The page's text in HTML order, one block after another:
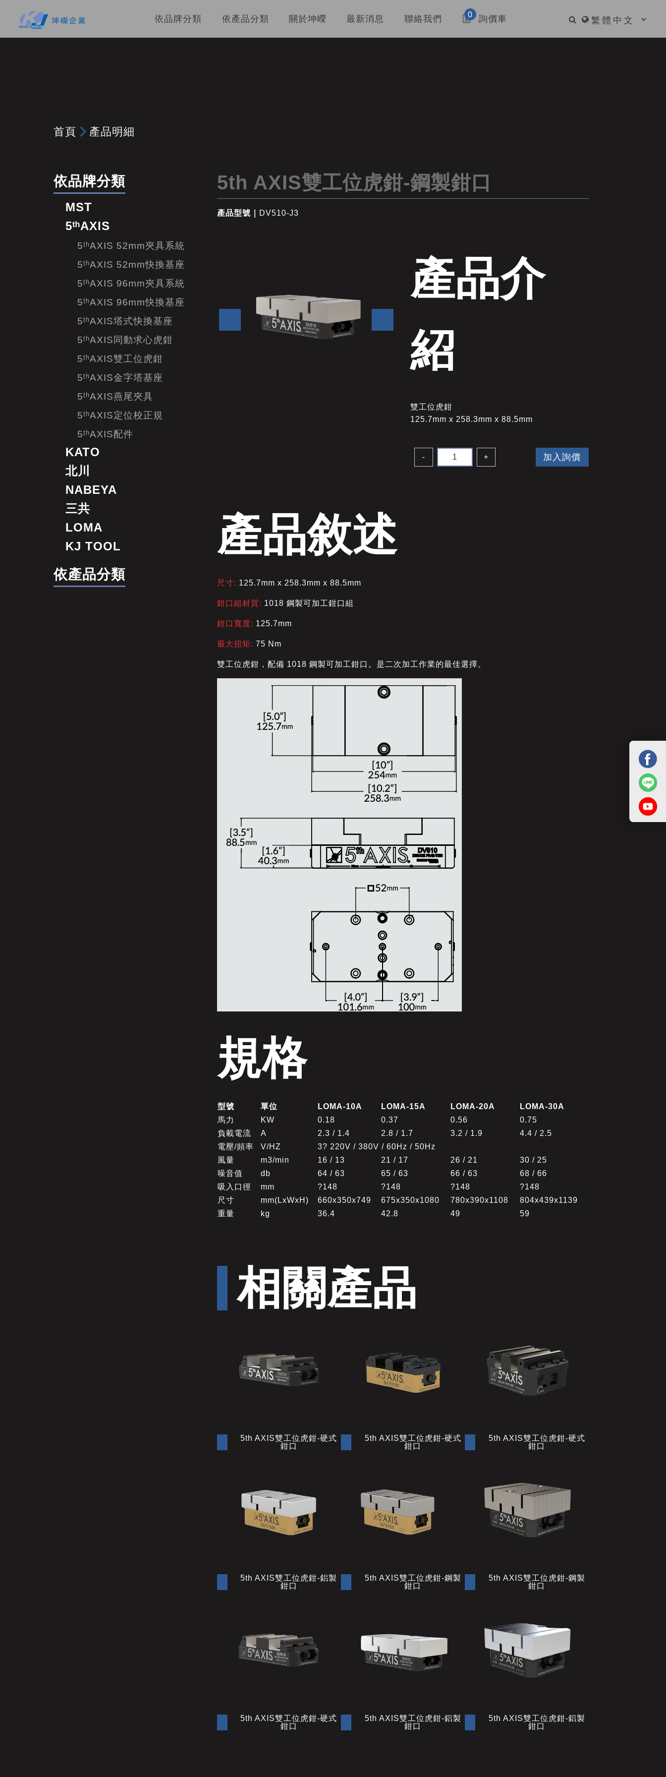
依品牌分類 依產品分類 關於坤嶸 最新消息 聯絡我們 0 詢價車
首頁 產品明細
依品牌分類
MST
5ᵗʰAXIS
5ᵗʰAXIS 52mm夾具系統
5ᵗʰAXIS 52mm快換基座
5ᵗʰAXIS 96mm夾具系統
5ᵗʰAXIS 96mm快換基座
5ᵗʰAXIS塔式快換基座
5ᵗʰAXIS同動求心虎鉗
5ᵗʰAXIS雙工位虎鉗
5ᵗʰAXIS金字塔基座
5ᵗʰAXIS燕尾夾具
5ᵗʰAXIS定位校正規
5ᵗʰAXIS配件
KATO
北川
NABEYA
三共
LOMA
KJ TOOL
依產品分類
5th AXIS雙工位虎鉗-鋼製鉗口
產品型號｜ DV510-J3
產品介
紹
雙工位虎鉗
125.7mm x 258.3mm x 88.5mm
- + 加入詢價
產品敘述
尺寸: 125.7mm x 258.3mm x 88.5mm
鉗口組材質: 1018 鋼製可加工鉗口組
鉗口寬度: 125.7mm
最大扭矩: 75 Nm
雙工位虎鉗，配備 1018 鋼製可加工鉗口。是二次加工作業的最佳選擇。
規格
型號 單位 LOMA-10A LOMA-15A LOMA-20A
LOMA-30A
馬力
KW 0.18 0.37 0.56
0.75
負載電流
A 2.3 / 1.4 2.8 / 1.7 3.2 / 1.9
4.4 / 2.5
電壓/頻率
V/HZ
3? 220V / 380V / 60Hz / 50Hz
風量
m3/min 16 / 13 21 / 17 26 / 21
30 / 25
噪音值
db 64 / 63 65 / 63 66 / 63
68 / 66
吸入口徑
mm ?148 ?148 ?148
?148
尺寸
mm(LxWxH) 660x350x749 675x350x1080 780x390x1108
804x439x1139
重量
kg 36.4 42.8 49 59
相關產品
5th AXIS雙工位虎鉗-硬式
鉗口
5th AXIS雙工位虎鉗-硬式
鉗口
5th AXIS雙工位虎鉗-硬式
鉗口
5th AXIS雙工位虎鉗-鋁製
鉗口
5th AXIS雙工位虎鉗-鋼製
鉗口
5th AXIS雙工位虎鉗-鋼製
鉗口
5th AXIS雙工位虎鉗-硬式
鉗口
5th AXIS雙工位虎鉗-鋁製
鉗口
5th AXIS雙工位虎鉗-鋁製
鉗口